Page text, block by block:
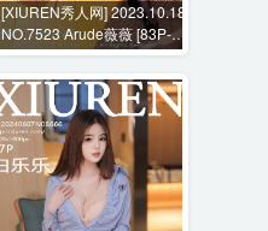
[XIUREN秀人网] 2023.10.18
NO.7523 Arude薇薇 [83P-
772MB]